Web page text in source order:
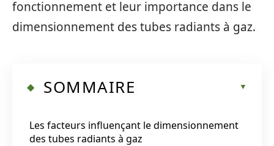
fonctionnement et leur importance dans le
dimensionnement des tubes radiants à gaz.
SOMMAIRE
Les facteurs influençant le dimensionnement
des tubes radiants à gaz